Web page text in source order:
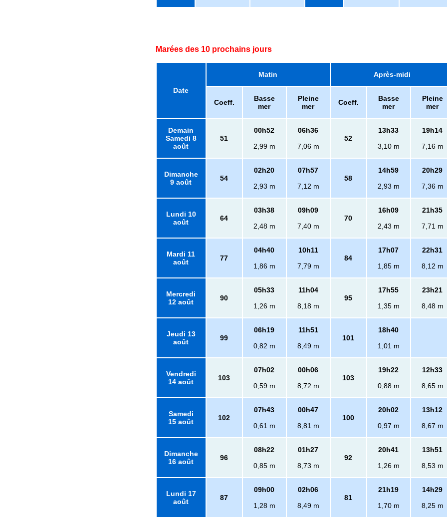
Marées des 10 prochains jours
Date
Matin Après-midi
Coeff.
Basse
mer
Pleine
mer
Coeff.
Basse
mer
Pleine
mer
Demain
Samedi 8
août
51
00h52
2,99 m
06h36
7,06 m
52
13h33
3,10 m
19h14
7,16 m
Dimanche
9 août
54
02h20
2,93 m
07h57
7,12 m
58
14h59
2,93 m
20h29
7,36 m
Lundi 10
août
64
03h38
2,48 m
09h09
7,40 m
70
16h09
2,43 m
21h35
7,71 m
Mardi 11
août
77
04h40
1,86 m
10h11
7,79 m
84
17h07
1,85 m
22h31
8,12 m
Mercredi
12 août
90
05h33
1,26 m
11h04
8,18 m
95
17h55
1,35 m
23h21
8,48 m
Jeudi 13
août
99
06h19
0,82 m
11h51
8,49 m
101
18h40
1,01 m
Vendredi
14 août
103
07h02
0,59 m
00h06
8,72 m
103
19h22
0,88 m
12h33
8,65 m
Samedi
15 août
102
07h43
0,61 m
00h47
8,81 m
100
20h02
0,97 m
13h12
8,67 m
Dimanche
16 août
96
08h22
0,85 m
01h27
8,73 m
92
20h41
1,26 m
13h51
8,53 m
Lundi 17
août
87
09h00
1,28 m
02h06
8,49 m
81
21h19
1,70 m
14h29
8,25 m